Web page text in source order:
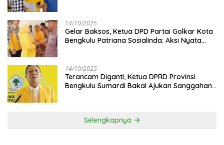
14/10/2025
‎Gelar Baksos, Ketua DPD Partai Golkar Kota
Bengkulu Patriana Sosialinda: Aksi Nyata
14/10/2025
Terancam Diganti, Ketua DPRD Provinsi
Bengkulu Sumardi Bakal Ajukan Sanggahan
Selengkapnya